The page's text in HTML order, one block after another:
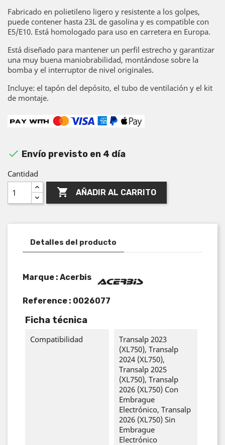
Fabricado en polietileno ligero y resistente a los golpes,
puede contener hasta 23L de gasolina y es compatible con
E5/E10. Está homologado para uso en carretera en Europa.
Está diseñado para mantener un perfil estrecho y garantizar
una muy buena maniobrabilidad, montándose sobre la
bomba y el interruptor de nivel originales.
Incluye: el tapón del depósito, el tubo de ventilación y el kit
de montaje.
 Envío previsto en 4 día
Cantidad
 AÑADIR AL CARRITO
Detalles del producto
Marque : Acerbis
Reference : 0026077
Ficha técnica
Compatibilidad
Transalp 2023
(XL750), Transalp
2024 (XL750),
Transalp 2025
(XL750), Transalp
2026 (XL750) Con
Embrague
Electrónico, Transalp
2026 (XL750) Sin
Embrague
Electrónico